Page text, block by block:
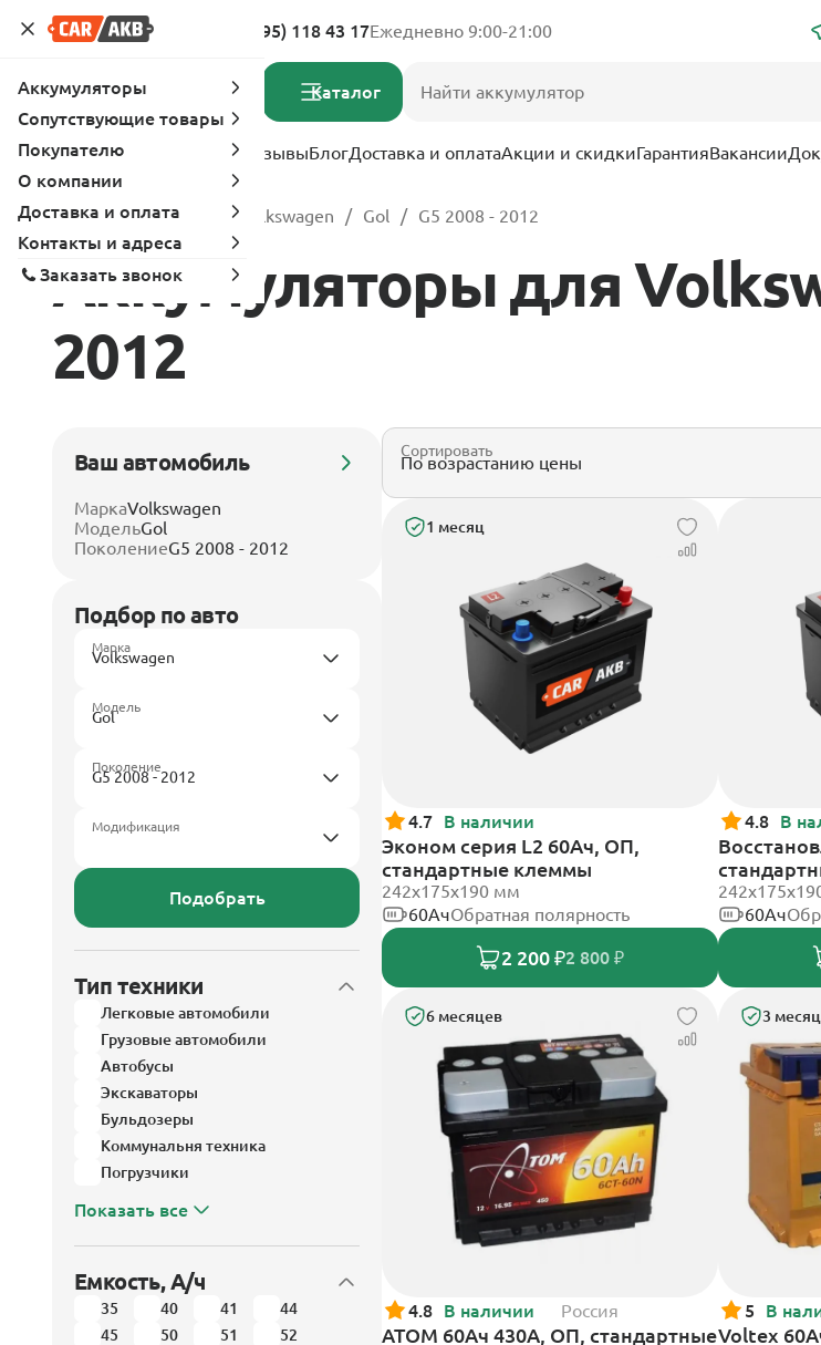
Адреса магазинов 8 (495) 118 43 17Ежедневно 9:00-21:00
Каталог
Услуги Вопрос-ответ ОтзывыБлогДоставка и оплатаАкции и скидкиГарантияВакансии
Главная Каталог Volkswagen Gol G5 2008 - 2012
Аккумуляторы для
2012
Ваш автомобиль
МаркаVolkswagen
МодельGol
ПоколениеG5 2008 - 2012
Подбор по авто
Марка
Модель
Поколение
Модификация
Подобрать
Тип техники
Легковые автомобили
Грузовые автомобили
Автобусы
Экскаваторы
Бульдозеры
Коммунальня техника
Погрузчики
Показать все
Емкость, А/ч
35 40 41
44
45
50 51
52
Сортировать
1 месяц
4.7 В наличии
Эконом серия L2 60Ач, ОП,
стандартные клеммы
242х175х190 мм
60АчОбратная полярность
2 200 ₽2 800 ₽
4.8 В
60Ач
6 месяцев
4.8 В наличии Россия
АТОМ 60Ач 430А, ОП, стандартные
3
5 В
Voltex
Аккумуляторы
Сопутствующие товары
Покупателю
О компании
Доставка и оплата
Контакты и адреса
Заказать звонок